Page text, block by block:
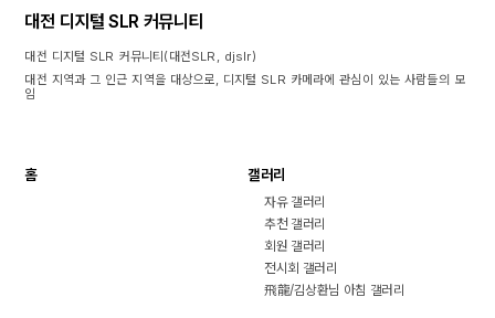
대전 디지털 SLR 커뮤니티
대전 디지털 SLR 커뮤니티(대전SLR, djslr)
대전 지역과 그 인근 지역을 대상으로, 디지털 SLR 카메라에 관심이 있는 사람들의 모
임
홈 갤러리
자유 갤러리
추천 갤러리
회원 갤러리
전시회 갤러리
飛龍/김상환님 아침 갤러리